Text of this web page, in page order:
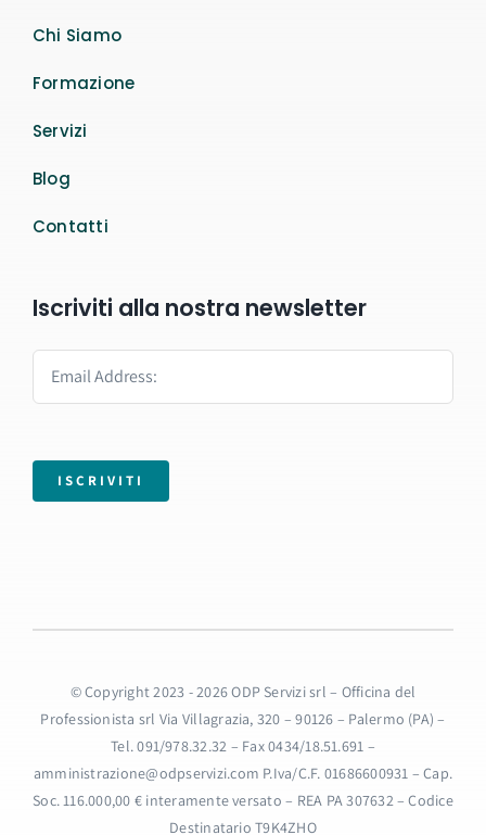
Chi Siamo
Formazione
Servizi
Blog
Contatti
Iscriviti alla nostra newsletter
ISCRIVITI
© Copyright 2023 - 2026 ODP Servizi srl – Officina del
Professionista srl Via Villagrazia, 320 – 90126 – Palermo (PA) –
Tel. 091/978.32.32 – Fax 0434/18.51.691 –
amministrazione@odpservizi.com P.Iva/C.F. 01686600931 – Cap.
Soc. 116.000,00 € interamente versato – REA PA 307632 – Codice
Destinatario T9K4ZHO